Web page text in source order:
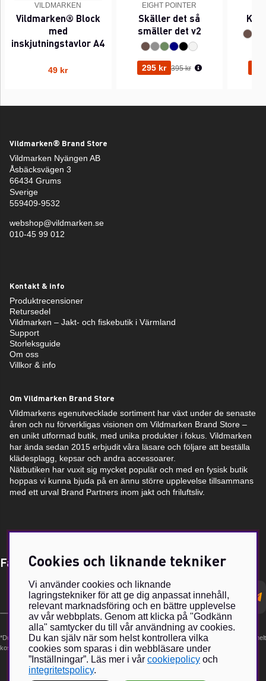
VILDMARKEN
Vildmarken® Block
med
inskjutningstavlor A4
49 kr
EIGHT POINTER
Skäller det så
smäller det v2
295 kr Ordinarie pris:
395 kr
Vildmarken® Brand Store
Vildmarken Nyängen AB
Åsbäcksvägen 3
66434 Grums
Sverige
559409-9532
webshop@vildmarken.se
010-45 99 012
Kontakt & info
Produktrecensioner
Retursedel
Vildmarken – Jakt- och fiskebutik i Värmland
Support
Storleksguide
Om oss
Villkor & info
Om Vildmarken Brand Store
Vildmarkens egenutvecklade sortiment har växt under de senaste
åren och nu förverkligas visionen om Vildmarken Brand Store –
en unikt utformad butik, med unika produkter i fokus. Vildmarken
har ända sedan 2015 erbjudit våra läsare och följare att beställa
klädesplagg, kepsar och andra accessoarer.
Nätbutiken har vuxit sig mycket populär och med en fysisk butik
hoppas vi kunna bjuda på en ännu större upplevelse tillsammans
med ett urval Brand Partners inom jakt och friluftsliv.
Få Magasin Vildmarken direkt till din e-post!*
postadress
*Du kan även få erbjudanden och nyheter från samarbetspartners. Din prenumeration är helt
kostnadsfri och kan avslutas när som helst.
Cookies och liknande tekniker
Vi använder cookies och liknande
lagringstekniker för att ge dig anpassat innehåll,
relevant marknadsföring och en bättre upplevelse
av vår webbplats. Genom att klicka på "Godkänn
alla" samtycker du till vår användning av cookies.
Du kan själv när som helst kontrollera vilka
cookies som sparas i din webbläsare under
”Inställningar”. Läs mer i vår cookiepolicy och
integritetspolicy.